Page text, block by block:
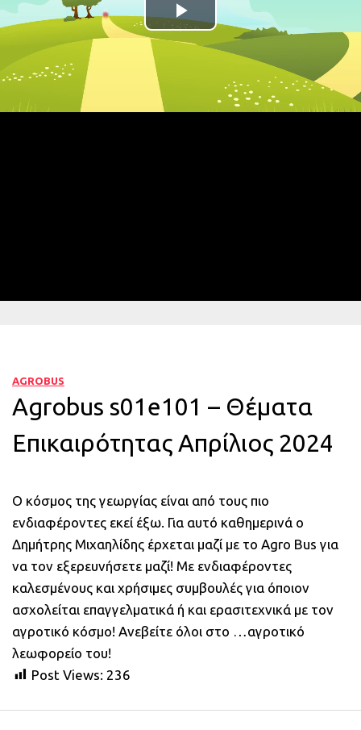
Play
Video
AGROBUS
Agrobus s01e101 – Θέματα
Επικαιρότητας Απρίλιος 2024
Ο κόσμος της γεωργίας είναι από τους πιο
ενδιαφέροντες εκεί έξω. Για αυτό καθημερινά ο
Δημήτρης Μιχαηλίδης έρχεται μαζί με το Agro Bus για
να τον εξερευνήσετε μαζί! Με ενδιαφέροντες
καλεσμένους και χρήσιμες συμβουλές για όποιον
ασχολείται επαγγελματικά ή και ερασιτεχνικά με τον
αγροτικό κόσμο! Ανεβείτε όλοι στο …αγροτικό
λεωφορείο του!
Post Views: 236